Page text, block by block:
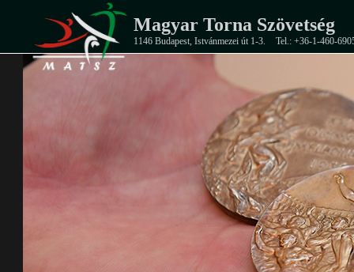
Magyar Torna Szövetség
1146 Budapest, Istvánmezei út 1-3. Tel.: +36-1-460-